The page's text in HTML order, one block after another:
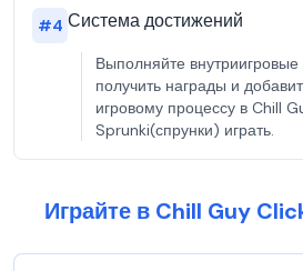
#4 Система достижений
Выполняйте
получить награды и
игровому процессу в Chill
Sprunki(спрунки) играть.
Играйте в Chill Guy